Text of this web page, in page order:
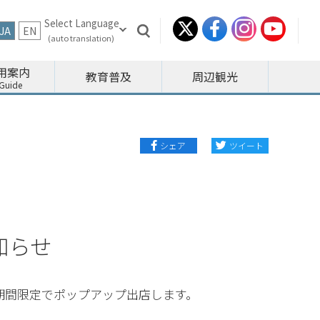
JA EN
案内 教育普及 周辺観光
シェア ツイート
せ
限定でポップアップ出店します。